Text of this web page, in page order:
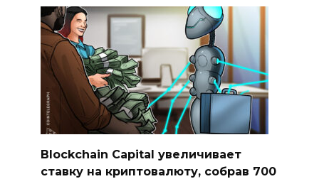
Blockchain Capital увеличивает
ставку на криптовалюту, собрав 700